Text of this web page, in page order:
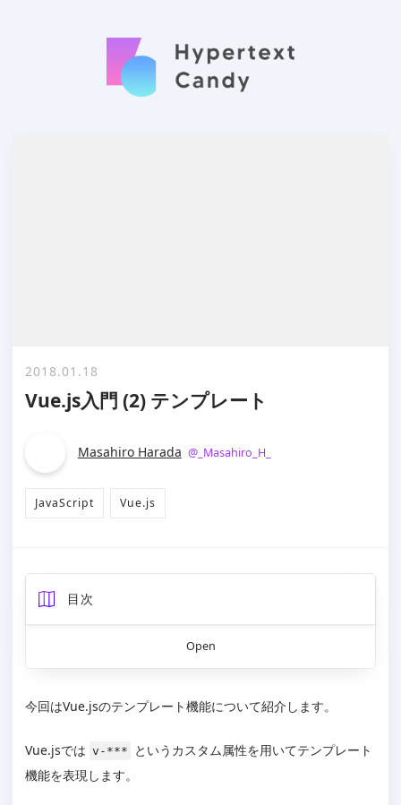
2018.01.18
Vue.js入門 (2) テンプレート
Masahiro Harada @_Masahiro_H_
JavaScript Vue.js
目次
v-show
マニュアル
繰り返し
Open
今回はVue.jsのテンプレート機能について紹介します。
Vue.jsでは v-***
というカスタム属性を用いてテンプレート
機能を表現します。